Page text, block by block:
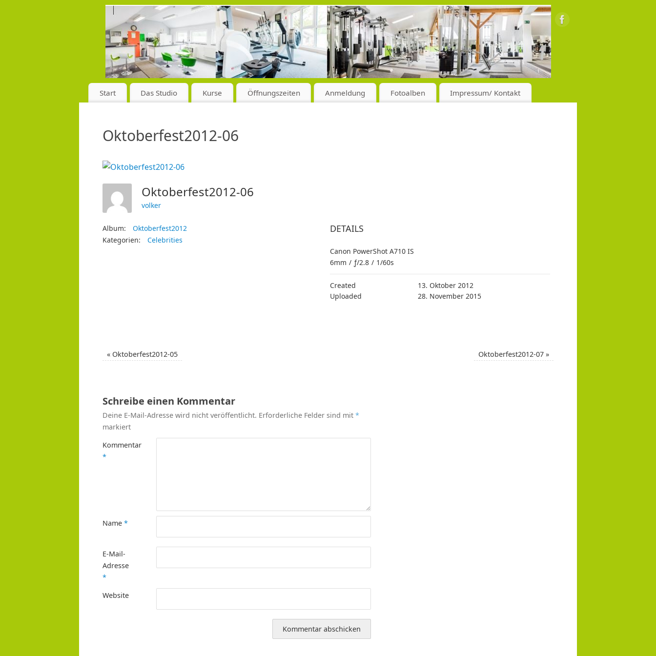
Start Das Studio Kurse Öffnungszeiten Anmeldung Fotoalben Impressum/ Kontakt
Oktoberfest2012-06
Oktoberfest2012-06
volker
Album:
Oktoberfest2012
Kategorien:
Celebrities
DETAILS
Canon PowerShot A710 IS
6mm / ƒ/2.8 / 1/60s
Created
13. Oktober 2012
Uploaded
28. November 2015
« Oktoberfest2012-05 Oktoberfest2012-07 »
Schreibe einen Kommentar
Deine E-Mail-Adresse wird nicht veröffentlicht. Erforderliche Felder sind mit *
markiert
Kommentar
*
Name *
E-Mail-
Adresse
*
Website